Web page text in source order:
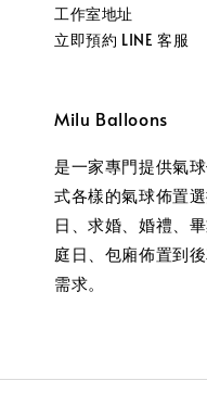
工作室地址
立即預約 LINE 客服
Milu Balloons
是一家專門提供氣
式各樣的氣球佈置
日、求婚、婚禮、
庭日、包廂佈置到
需求。